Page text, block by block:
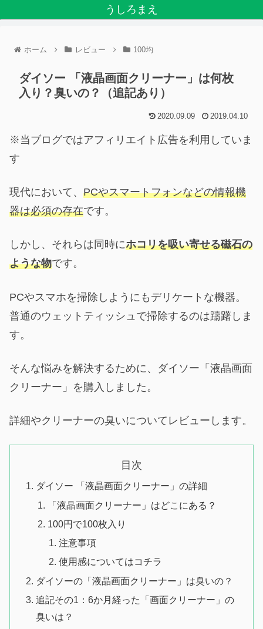
うしろまえ
ホーム レビュー 100均
ダイソー 「液晶画面クリーナー」は何枚
入り？臭いの？（追記あり）
2020.09.09 2019.04.10
※当ブログではアフィリエイト広告を利用していま
す
現代において、 PCやスマートフォンなどの情報機
器は必須の存在です。
しかし、それらは同時にホコリを吸い寄せる磁石の
ような物です。
PCやスマホを掃除しようにもデリケートな機器。
普通のウェットティッシュで掃除するのは躊躇しま
す。
そんな悩みを解決するために、ダイソー「液晶画面
クリーナー」を購入しました。
詳細やクリーナーの臭いについてレビューします。
目次
ダイソー 「液晶画面クリーナー」の詳細
「液晶画面クリーナー」はどこにある？
100円で100枚入り
注意事項
使用感についてはコチラ
ダイソーの「液晶画面クリーナー」は臭いの？
追記その1：6か月経った「画面クリーナー」の
臭いは？